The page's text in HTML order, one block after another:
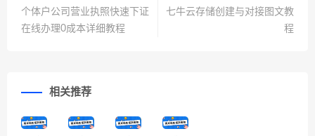
个体户公司营业执照快速下证
在线办理0成本详细教程
七牛云存储创建与对接图文教
程
相关推荐